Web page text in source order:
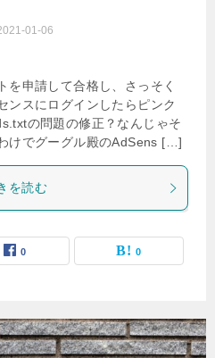
01-06
を申請して合格し、さっそく
ンスにログインしたらピンク
の問題の修正？なんじゃそ
けでグーグル殿のAdSens […]
を読む
0 0